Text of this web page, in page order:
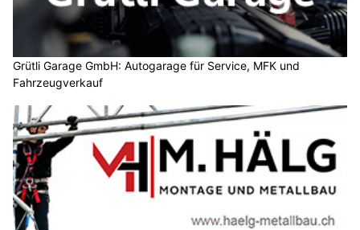
Grütli Garage GmbH: Autogarage für Service, MFK und
Fahrzeugverkauf